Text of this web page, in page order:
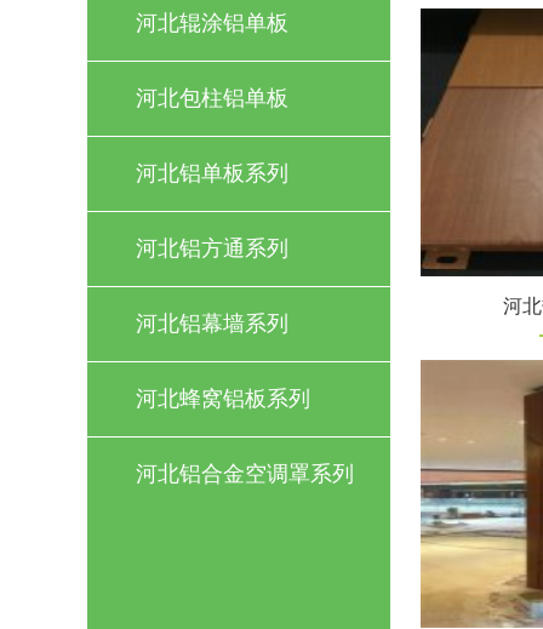
河北辊涂铝单板
河北包柱铝单板
河北铝单板系列
河北铝方通系列
河北铝幕墙系列
河北蜂窝铝板系列
河北铝合金空调罩系列
河